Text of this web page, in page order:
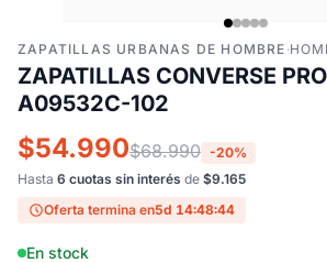
ZAPATILLAS URBANAS DE HOMBRE ·
ZAPATILLAS CONVERSE
A09532C-102
$54.990$68.990 -20%
Hasta 6 cuotas sin interés de $9.165
Oferta termina en5d 14:48:43
En stock